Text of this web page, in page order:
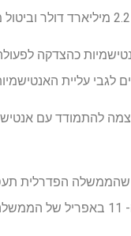
כהצדקה
לגבי עליית
להתמודד עם
שהממשלה הפדרלית